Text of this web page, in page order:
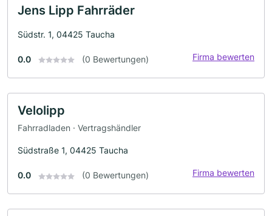
Jens Lipp Fahrräder
Südstr. 1, 04425 Taucha
0.0 (0 Bewertungen) Firma bewerten
Velolipp
Fahrradladen · Vertragshändler
Südstraße 1, 04425 Taucha
0.0 (0 Bewertungen) Firma bewerten